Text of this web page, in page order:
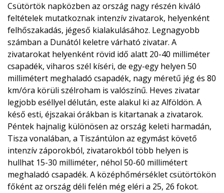
Csütörtök napközben az ország nagy részén kiváló
feltételek mutatkoznak intenzív zivatarok, helyenként
felhőszakadás, jégeső kialakulásához. Legnagyobb
számban a Dunától keletre várható zivatar. A
zivatarokat helyenként rövid idő alatt 20-40 milliméter
csapadék, viharos szél kíséri, de egy-egy helyen 50
millimétert meghaladó csapadék, nagy méretű jég és 80
km/óra körüli szélroham is valószínű. Heves zivatar
legjobb eséllyel délután, este alakul ki az Alföldön. A
késő esti, éjszakai órákban is kitartanak a zivatarok.
Péntek hajnalig különösen az ország keleti harmadán,
Tisza vonalában, a Tiszántúlon az egymást követő
intenzív záporokból, zivatarokból több helyen is
hullhat 15-30 milliméter, néhol 50-60 millimétert
meghaladó csapadék. A középhőmérséklet csütörtökön
főként az ország déli felén még eléri a 25, 26 fokot.